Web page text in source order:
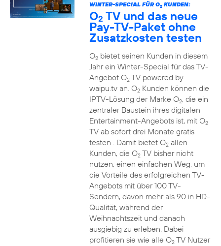
WINTER-SPECIAL FÜR O2KUNDEN:
O2 TV und das neue
Pay-TV-Paket ohne
Zusatzkosten testen
O2bietet seinen Kunden in diesem
Jahr ein Winter-Special für das TV-
Angebot O2TV powered by
waipu.tv an. O2Kunden können die
IPTV-Lösung der Marke O2, die ein
zentraler Baustein ihres digitalen
Entertainment-Angebots ist, mit O2
TV ab sofort drei Monate gratis
testen . Damit bietet O2allen
Kunden, die O2TV bisher nicht
nutzen, einen einfachen Weg, um
die Vorteile des erfolgreichen TV-
Angebots mit über 100 TV-
Sendern, davon mehr als 90 in HD-
Qualität, während der
Weihnachtszeit und danach
ausgiebig zu erleben. Dabei
profitieren sie wie alle O2TV Nutzer